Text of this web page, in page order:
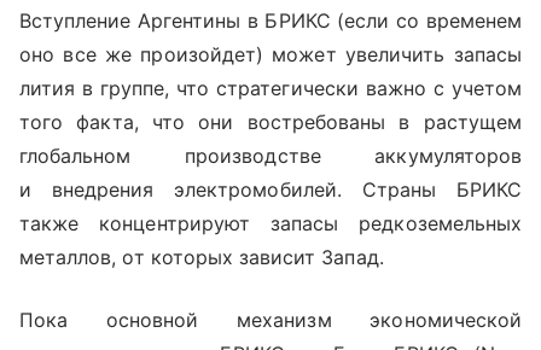
Вступление Аргентины в БРИКС (если со временем
оно все же произойдет) может увеличить запасы
лития в группе, что стратегически важно с учетом
того факта, что они востребованы в растущем
глобальном производстве аккумуляторов
и внедрения электромобилей. Страны БРИКС
также концентрируют запасы редкоземельных
металлов, от которых зависит Запад.
Пока основной механизм экономической